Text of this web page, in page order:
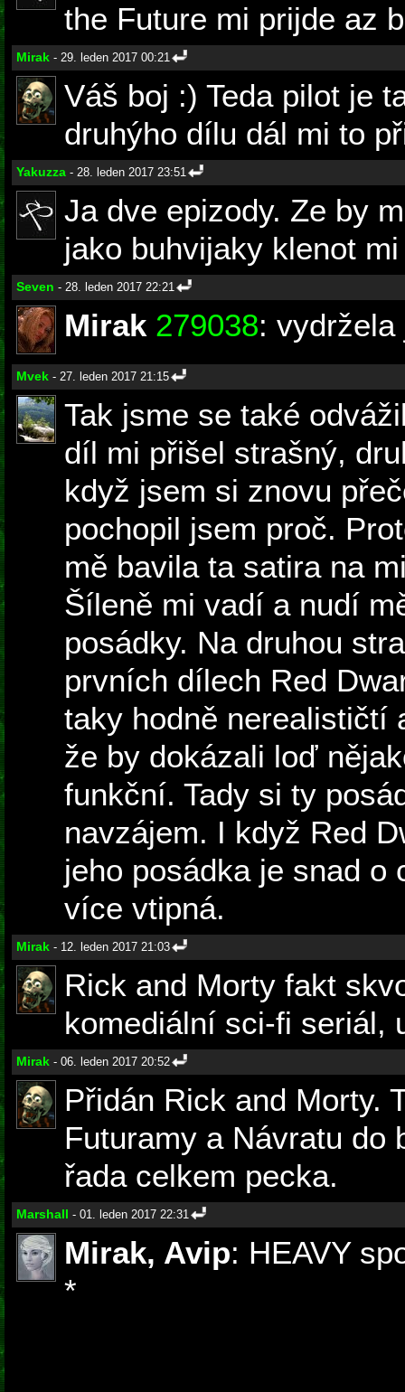
the Future mi prijde az
Mirak - 29. leden 2017 00:21
Váš boj :) Teda pilot je
druhýho dílu dál mi to
Yakuzza - 28. leden 2017 23:51
Ja dve epizody. Ze by
jako buhvijaky klenot
Seven - 28. leden 2017 22:21
Mirak 279038:
Mvek - 27. leden 2017 21:15
Tak jsme se také
díl mi přišel strašný,
když jsem si znovu
pochopil jsem proč.
mě bavila ta satira na
Šíleně mi vadí a nudí
posádky. Na druhou
prvních dílech Red
taky hodně nerealističtí
že by dokázali loď
funkční. Tady si ty
navzájem. I když Red
jeho posádka je snad o
více vtipná.
Mirak - 12. leden 2017 21:03
Rick and Morty fakt
komediální sci-fi seriál,
Mirak - 06. leden 2017 20:52
Přidán Rick and Morty.
Futuramy a Návratu do
řada celkem pecka.
Marshall - 01. leden 2017 22:31
Mirak, Avip: HEAVY
*